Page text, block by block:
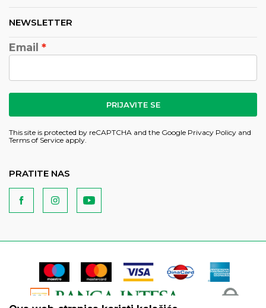
NEWSLETTER
Email
PRIJAVITE SE
This site is protected by reCAPTCHA and the Google Privacy Policy and
Terms of Service apply.
PRATITE NAS